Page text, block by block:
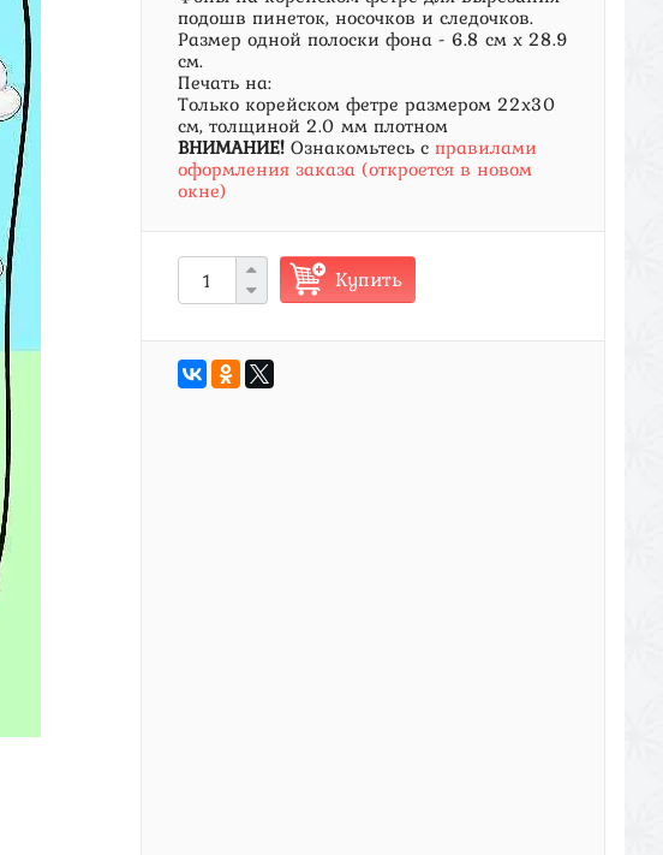
подошв пинеток, носочков и следочков.
Размер одной полоски фона - 6.8 см х 28.9
см.
Печать на:
Только корейском фетре размером 22х30
см, толщиной 2.0 мм плотном
ВНИМАНИЕ! Ознакомьтесь с правилами
оформления заказа (откроется в новом
окне)
Купить